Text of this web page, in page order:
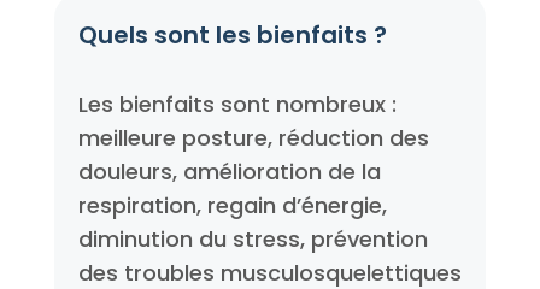
Quels sont les bienfaits ?
Les bienfaits sont nombreux :
meilleure posture, réduction des
douleurs, amélioration de la
respiration, regain d’énergie,
diminution du stress, prévention
des troubles musculosquelettiques